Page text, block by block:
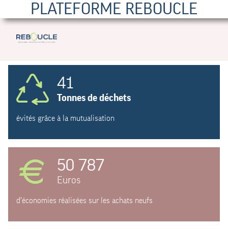
PLATEFORME REBOUCLE
41
Tonnes de déchets
évités grâce à la mutualisation
50 787
Euros
d'économies réalisées sur les achats neufs